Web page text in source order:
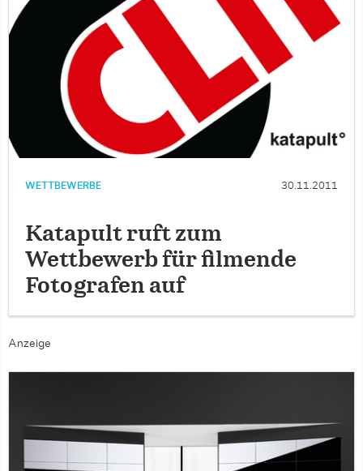
WETTBEWERBE 30.11.2011
Katapult ruft zum
Wettbewerb für filmende
Fotografen auf
Anzeige